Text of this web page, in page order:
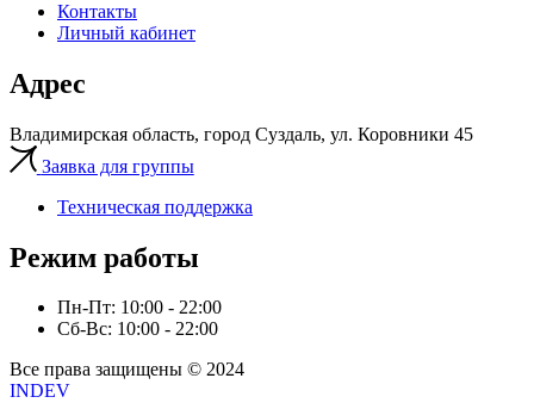
Контакты
Личный кабинет
Адрес
Владимирская область, город Суздаль, ул. Коровники 45
Заявка для группы
Техническая поддержка
Режим работы
Пн-Пт: 10:00 - 22:00
Сб-Вс: 10:00 - 22:00
Все права защищены © 2024
INDEV